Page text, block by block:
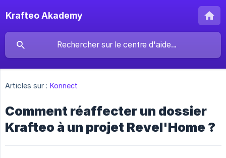
Krafteo Akademy
Articles sur : Konnect
Comment réaffecter un dossier
Krafteo à un projet Revel'Home ?